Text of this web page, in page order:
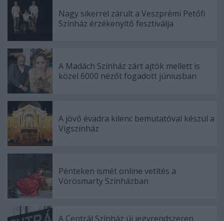
Nagy sikerrel zárult a Veszprémi Petőfi
Színház érzékenyítő fesztiválja
A Madách Színház zárt ajtók mellett is
közel 6000 nézőt fogadott júniusban
A jövő évadra kilenc bemutatóval készül a
Vígszínház
Pénteken ismét online vetítés a
Vörösmarty Színházban
A Centrál Színház új jegyrendszeren